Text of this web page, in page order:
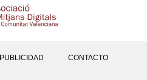
PUBLICIDAD CONTACTO